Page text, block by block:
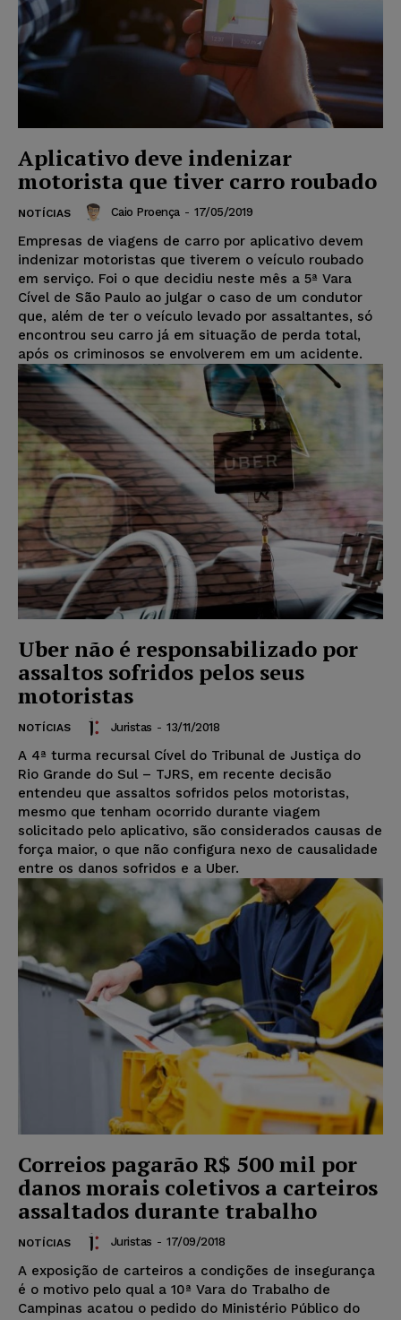
Aplicativo deve indenizar
motorista que tiver carro roubado
NOTÍCIAS Caio Proença - 17/05/2019
Empresas de viagens de carro por aplicativo devem
indenizar motoristas que tiverem o veículo roubado
em serviço. Foi o que decidiu neste mês a 5ª Vara
Cível de São Paulo ao julgar o caso de um condutor
que, além de ter o veículo levado por assaltantes, só
encontrou seu carro já em situação de perda total,
após os criminosos se envolverem em um acidente.
Uber não é responsabilizado por
assaltos sofridos pelos seus
motoristas
NOTÍCIAS Juristas - 13/11/2018
A 4ª turma recursal Cível do Tribunal de Justiça do
Rio Grande do Sul – TJRS, em recente decisão
entendeu que assaltos sofridos pelos motoristas,
mesmo que tenham ocorrido durante viagem
solicitado pelo aplicativo, são considerados causas de
força maior, o que não configura nexo de causalidade
entre os danos sofridos e a Uber.
Correios pagarão R$ 500 mil por
danos morais coletivos a carteiros
assaltados durante trabalho
NOTÍCIAS Juristas - 17/09/2018
A exposição de carteiros a condições de insegurança
é o motivo pelo qual a 10ª Vara do Trabalho de
Campinas acatou o pedido do Ministério Público do